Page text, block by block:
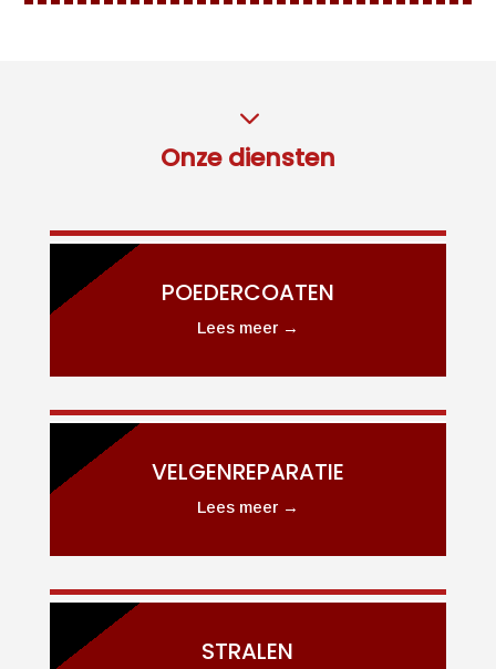
3
Onze diensten
POEDERCOATEN
Lees meer →
VELGENREPARATIE
Lees meer →
STRALEN